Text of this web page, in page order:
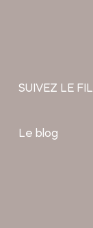
SUIVEZ LE
Le blog